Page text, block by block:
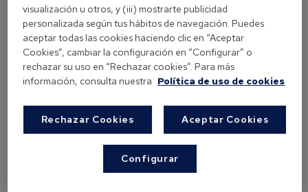
Alérgenos como polvo, polen o productos
químicos.
Cambios de clima.
Estrés o rascado excesivo.
Dermatitis atópica: una condición
crónica desde la infanciaLa dermatitis
atópica es una de las alergias cutáneas más
comunes en niños, aunque también afecta a
visualización u otros, y (iii) mostrarte publicidad
personalizada según tus hábitos de navegación. Puedes
aceptar todas las cookies haciendo clic en “Aceptar
Cookies”, cambiar la configuración en “Configurar” o
rechazar su uso en “Rechazar cookies”. Para más
información, consulta nuestra Política de uso de cookies
Rechazar Cookies Aceptar Cookies
Configurar